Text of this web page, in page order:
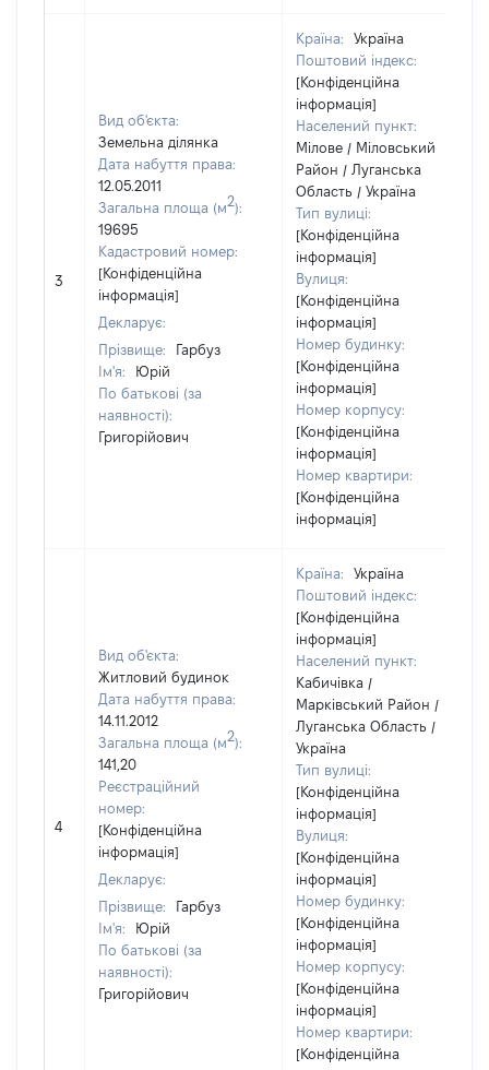
3
Вид об'єкта:
Земельна ділянка
Дата набуття права:
12.05.2011
Загальна площа (м2):
19695
Кадастровий номер:
[Конфіденційна
інформація]
Декларує:
Прізвище:
Гарбуз
Ім'я:
Юрій
По батькові (за
наявності):
Григорійович
Країна:
Україна
Поштовий індекс:
[Конфіденційна
інформація]
Населений пункт:
Мілове / Міловський
Район / Луганська
Область / Україна
Тип вулиці:
[Конфіденційна
інформація]
Вулиця:
[Конфіденційна
інформація]
Номер будинку:
[Конфіденційна
інформація]
Номер корпусу:
[Конфіденційна
інформація]
Номер квартири:
[Конфіденційна
інформація]
4
Вид об'єкта:
Житловий будинок
Дата набуття права:
14.11.2012
Загальна площа (м2):
141,20
Реєстраційний
номер:
[Конфіденційна
інформація]
Декларує:
Прізвище:
Гарбуз
Ім'я:
Юрій
По батькові (за
наявності):
Григорійович
Країна:
Україна
Поштовий індекс:
[Конфіденційна
інформація]
Населений пункт:
Кабичівка /
Марківський Район /
Луганська Область /
Україна
Тип вулиці:
[Конфіденційна
інформація]
Вулиця:
[Конфіденційна
інформація]
Номер будинку:
[Конфіденційна
інформація]
Номер корпусу:
[Конфіденційна
інформація]
Номер квартири:
[Конфіденційна